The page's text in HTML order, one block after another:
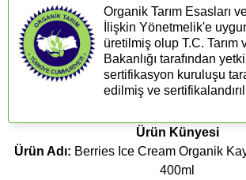
Organik Tarım Esasları
İlişkin Yönetmelik'e
üretilmiş olup T.C. Tarım
Bakanlığı tarafından
sertifikasyon kuruluşu
edilmiş ve
Ürün Künyesi
Ürün Adı: Berries Ice Cream Organik
400ml